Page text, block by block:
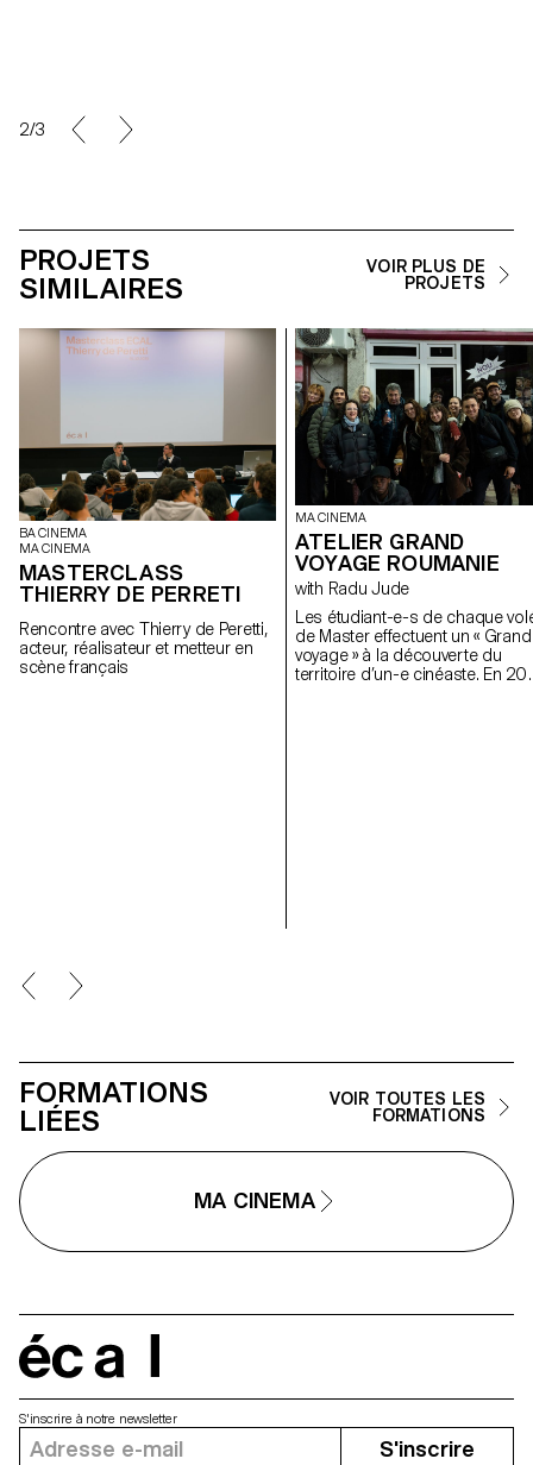
2/3
PROJETS
SIMILAIRES
VOIR PLUS DE
PROJETS
BA CINEMA
MA CINEMA
MASTERCLASS
THIERRY DE PERRETI
Rencontre avec Thierry de Peretti,
acteur, réalisateur et metteur en
scène français
MA CINEMA
ATELIER GRAND
VOYAGE ROUMANIE
with Radu Jude
Les étudiant-e-s de chaque
de Master effectuent un « Grand
voyage » à la découverte du
territoire d’un-e cinéaste. En
FORMATIONS
LIÉES
VOIR TOUTES LES
FORMATIONS
MA CINEMA
S'inscrire à notre newsletter
S'inscrire